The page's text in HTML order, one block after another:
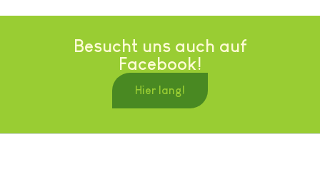
Besucht uns auch auf
Facebook!
Hier lang!